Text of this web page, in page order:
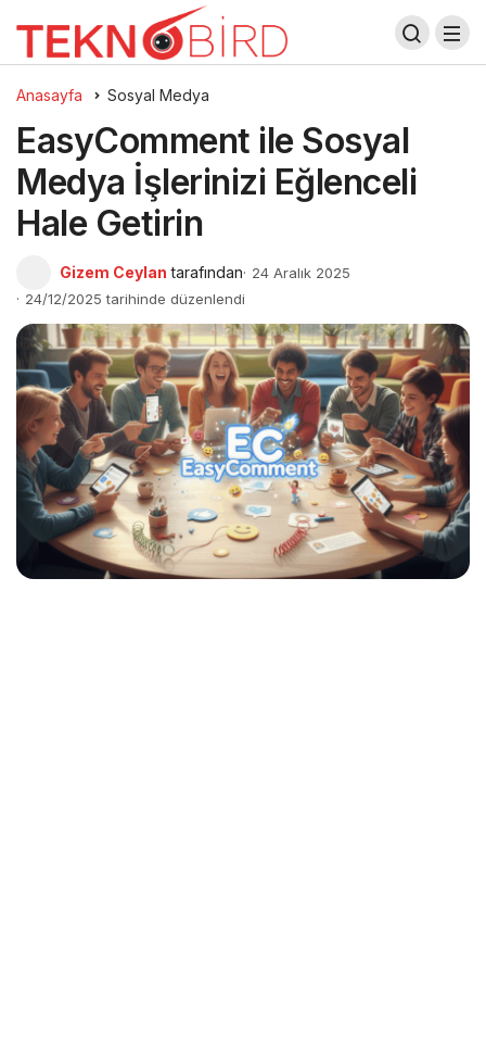
Anasayfa Sosyal Medya
EasyComment ile Sosyal
Medya İşlerinizi Eğlenceli
Hale Getirin
Gizem Ceylan tarafından
24 Aralık 2025
24/12/2025 tarihinde düzenlendi